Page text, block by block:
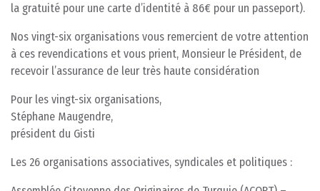
la gratuité pour une carte d’identité à 86€ pour un passeport).
Nos vingt-six organisations vous remercient de votre attention
à ces revendications et vous prient, Monsieur le Président, de
recevoir l’assurance de leur très haute considération
Pour les vingt-six organisations,
Stéphane Maugendre,
président du Gisti
Les 26 organisations associatives, syndicales et politiques :